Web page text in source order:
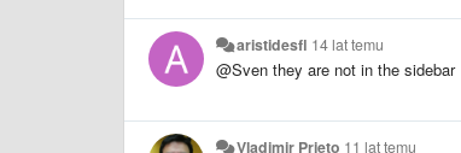
aristidesfl 14 lat temu
@Sven they are not in the sidebar
Vladimir Prieto 11 lat temu